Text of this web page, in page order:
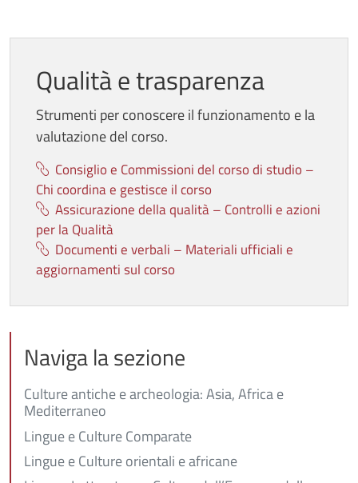
Qualità e trasparenza
Strumenti per conoscere il funzionamento e la
valutazione del corso.
Consiglio e Commissioni del corso di studio –
Chi coordina e gestisce il corso
Assicurazione della qualità – Controlli e azioni
per la Qualità
Documenti e verbali – Materiali ufficiali e
aggiornamenti sul corso
Naviga la sezione
Culture antiche e archeologia: Asia, Africa e
Mediterraneo
Lingue e Culture Comparate
Lingue e Culture orientali e africane